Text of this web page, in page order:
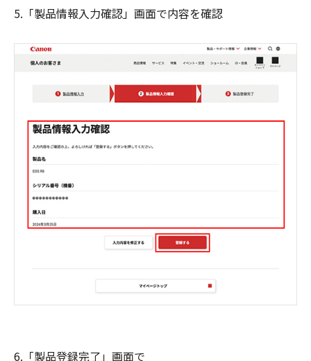
5.「製品情報入力確認」画面で内容を確認
6.「製品登録完了」画面で